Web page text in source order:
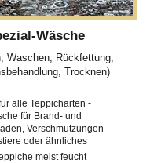
Wäsche
Waschen, Rückfettung,
Trocknen)
alle Teppicharten -
für Brand- und
Verschmutzungen
oder ähnliches
meist feucht